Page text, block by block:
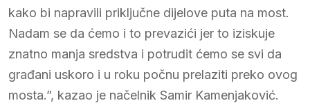
kako bi napravili priključne dijelove puta na most.
Nadam se da ćemo i to prevazići jer to iziskuje
znatno manja sredstva i potrudit ćemo se svi da
građani uskoro i u roku počnu prelaziti preko ovog
mosta.”, kazao je načelnik Samir Kamenjaković.